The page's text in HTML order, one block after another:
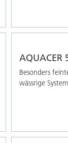
AQUACER
Besonders
wässrige